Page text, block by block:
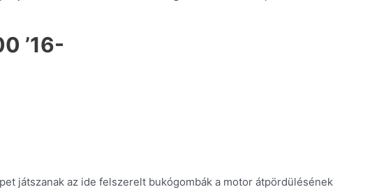
’16-
játszanak az ide felszerelt bukógombák a motor átpördülésének